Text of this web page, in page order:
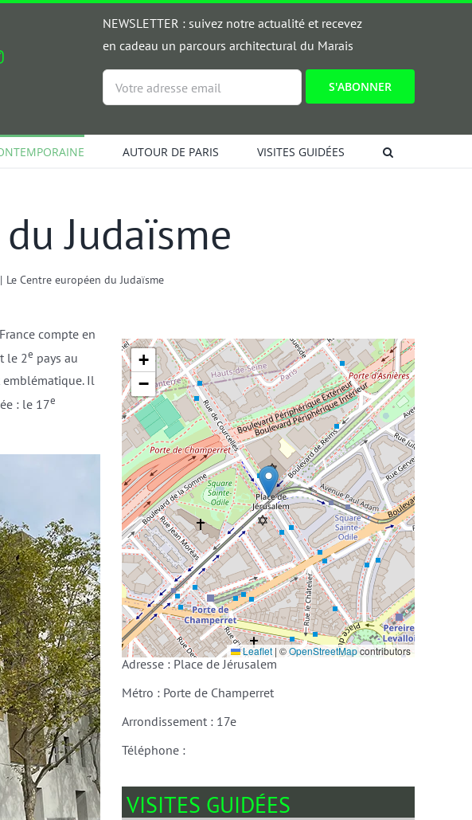
NEWSLETTER : suivez notre actualité et recevez
en cadeau un parcours architectural du Marais
Email
*
AUTOUR DE PARIS VISITES GUIDÉES
Judaïsme
| Le Centre européen du Judaïsme
compte en
le 2e pays au
emblématique. Il
: le 17e
+
−
Leaflet | ©OpenStreetMapcontributors
Adresse : Place de Jérusalem
Métro : Porte de Champerret
Arrondissement : 17e
Téléphone :
VISITES GUIDÉES